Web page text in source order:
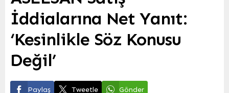
İddialarına Net Yanıt:
‘Kesinlikle Söz Konusu
Değil’
Paylaş Tweetle Gönder